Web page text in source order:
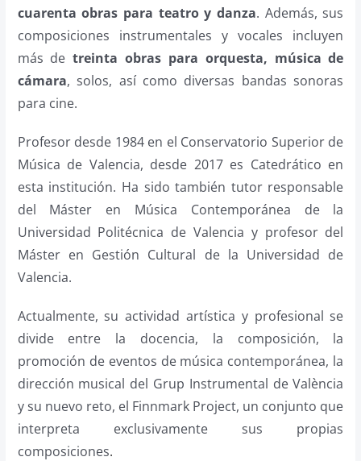
cuarenta obras para teatro y danza. Además, sus
composiciones instrumentales y vocales incluyen
más detreinta obras para orquesta, música de
cámara, solos, así como diversas bandas sonoras
para cine.
Profesor desde 1984 en el Conservatorio Superior de
Música de Valencia, desde 2017 es Catedrático en
esta institución. Ha sido también tutor responsable
del Máster en Música Contemporánea de la
Universidad Politécnica de Valencia y profesor del
Máster en Gestión Cultural de la Universidad de
Valencia.
Actualmente, su actividad artística y profesional se
divide entre la docencia, la composición, la
promoción de eventos de música contemporánea, la
dirección musical del Grup Instrumental de València
y su nuevo reto, el Finnmark Project, un conjunto que
interpreta exclusivamente sus propias
composiciones.